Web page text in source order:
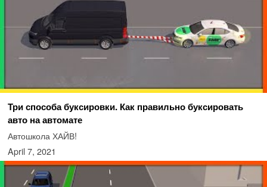
Три способа буксировки. Как правильно буксировать
авто на автомате
Автошкола ХАЙВ!
April 7, 2021